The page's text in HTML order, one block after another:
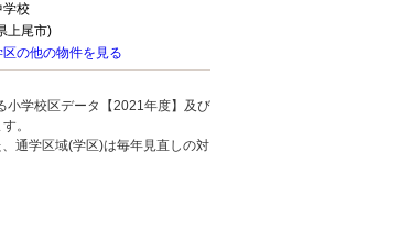
学校
上尾市)
区の他の物件を見る
小学校区データ【2021年度】及び
。
通学区域(学区)は毎年見直しの対